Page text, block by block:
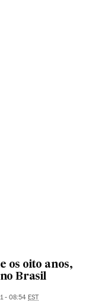
os oito anos,
Brasil
- 08:54 EST